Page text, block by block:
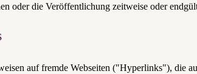
oder die Veröffentlichung zeitweise oder
auf fremde Webseiten ("Hyperlinks"), die